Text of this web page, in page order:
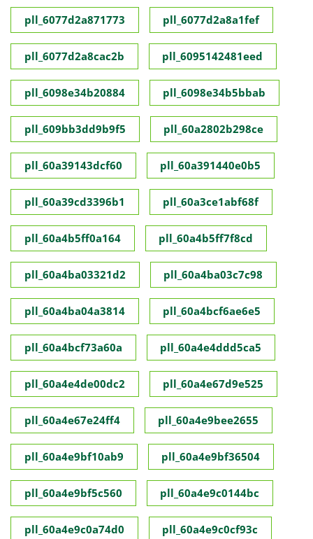
pll_6077d2a871773 pll_6077d2a8a1fef
pll_6077d2a8cac2b pll_6095142481eed
pll_6098e34b20884 pll_6098e34b5bbab
pll_609bb3dd9b9f5 pll_60a2802b298ce
pll_60a39143dcf60 pll_60a391440e0b5
pll_60a39cd3396b1 pll_60a3ce1abf68f
pll_60a4b5ff0a164 pll_60a4b5ff7f8cd
pll_60a4ba03321d2 pll_60a4ba03c7c98
pll_60a4ba04a3814 pll_60a4bcf6ae6e5
pll_60a4bcf73a60a pll_60a4e4ddd5ca5
pll_60a4e4de00dc2 pll_60a4e67d9e525
pll_60a4e67e24ff4 pll_60a4e9bee2655
pll_60a4e9bf10ab9 pll_60a4e9bf36504
pll_60a4e9bf5c560 pll_60a4e9c0144bc
pll_60a4e9c0a74d0 pll_60a4e9c0cf93c